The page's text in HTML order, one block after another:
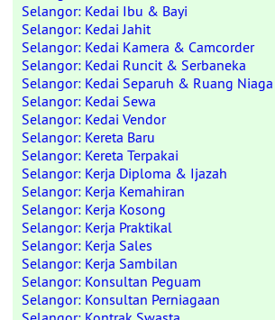
Selangor: Kedai Ibu & Bayi
Selangor: Kedai Jahit
Selangor: Kedai Kamera & Camcorder
Selangor: Kedai Runcit & Serbaneka
Selangor: Kedai Separuh & Ruang Niaga
Selangor: Kedai Sewa
Selangor: Kedai Vendor
Selangor: Kereta Baru
Selangor: Kereta Terpakai
Selangor: Kerja Diploma & Ijazah
Selangor: Kerja Kemahiran
Selangor: Kerja Kosong
Selangor: Kerja Praktikal
Selangor: Kerja Sales
Selangor: Kerja Sambilan
Selangor: Konsultan Peguam
Selangor: Konsultan Perniagaan